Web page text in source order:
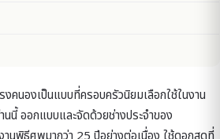
คนองเป็นแบบที่ครอบครัวนิยมเลือกใช้ในงาน
นี้ ออกแบบและจัดด้วยช่างประจำของ